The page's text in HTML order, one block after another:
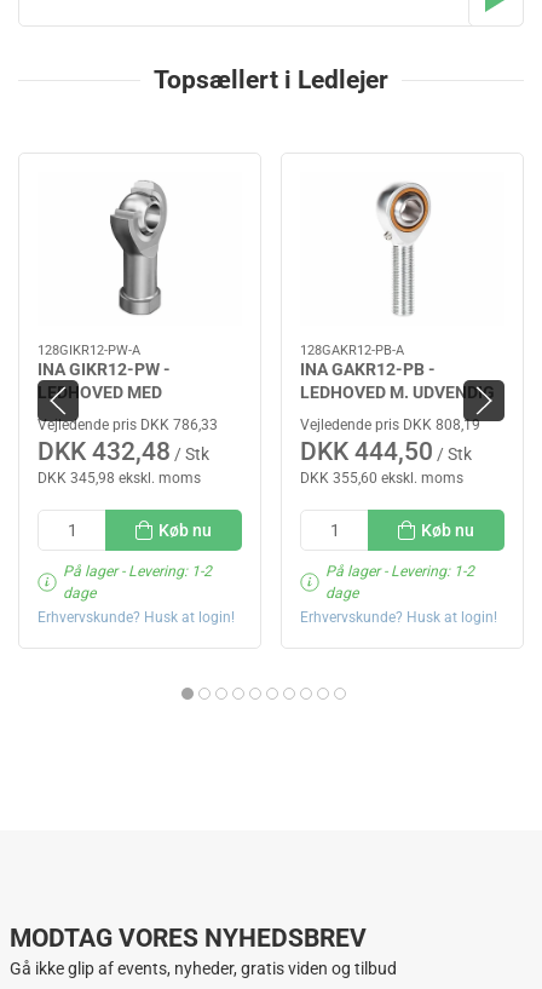
Topsællert i Ledlejer
128GIKR12-PW-A
INA GIKR12-PW -
LEDHOVED MED
INDVENDIG GEVIND
Vejledende pris DKK 786,33
DKK 432,48 / Stk
DKK 345,98 ekskl. moms
Køb nu
På lager- Levering: 1-2
dage
Erhvervskunde? Husk at login!
128GAKR12-PB-A
INA GAKR12-PB -
LEDHOVED M. UDVENDIG
GEVIND
Vejledende pris DKK 808,19
DKK 444,50 / Stk
DKK 355,60 ekskl. moms
Køb nu
På lager- Levering: 1-2
dage
Erhvervskunde? Husk at login!
MODTAG VORES NYHEDSBREV
Gå ikke glip af events, nyheder, gratis viden og tilbud